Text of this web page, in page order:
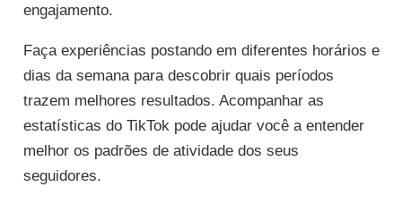
engajamento.
Faça experiências postando em diferentes horários e
dias da semana para descobrir quais períodos
trazem melhores resultados. Acompanhar as
estatísticas do TikTok pode ajudar você a entender
melhor os padrões de atividade dos seus
seguidores.